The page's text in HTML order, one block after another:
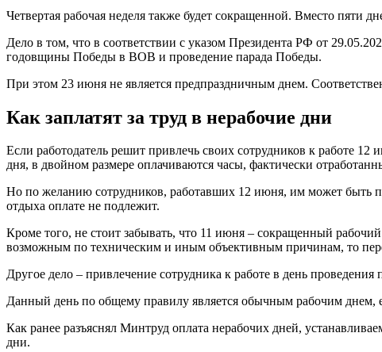
Четвертая рабочая неделя также будет сокращенной. Вместо пяти
Дело в том, что в соответствии с указом Президента РФ от
годовщины Победы в ВОВ и проведение парада Победы.
При этом 23 июня не является предпраздничным днем.
Как заплатят за труд в нерабочие дни
Если работодатель решит привлечь своих сотрудников к работе
дня, в двойном размере оплачиваются часы, фактически
Но по желанию сотрудников, работавших 12 июня, им может быть
отдыха оплате не подлежит.
Кроме того, не стоит забывать, что 11 июня – сокращенный
возможным по техническим и иным объективным причинам, то
Другое дело – привлечение сотрудника к работе в день
Данный день по общему правилу является обычным рабочим днем,
Как ранее разъяснял Минтруд оплата нерабочих дней,
дни.